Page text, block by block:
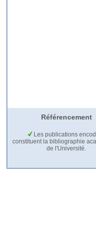
Référencement
Les publications
constituent la bibliographie
de l'Université.